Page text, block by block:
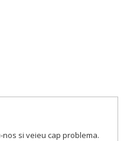
si veieu cap problema.